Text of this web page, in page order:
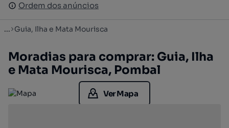
Ordem dos anúncios
Ordem dos anúncios
... Guia, Ilha e Mata Mourisca
Moradias para comprar: Guia, Ilha
e Mata Mourisca, Pombal
Ver Mapa